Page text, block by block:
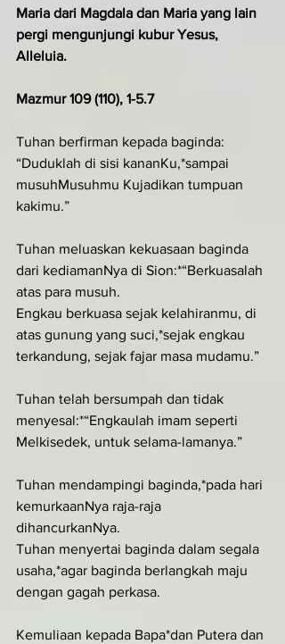
Maria dari Magdala dan Maria yang lain
pergi mengunjungi kubur Yesus,
Alleluia.
Mazmur 109 (110), 1-5.7
Tuhan berfirman kepada baginda:
“Duduklah di sisi kananKu,*sampai
musuhMusuhmu Kujadikan tumpuan
kakimu.”
Tuhan meluaskan kekuasaan baginda
dari kediamanNya di Sion:*“Berkuasalah
atas para musuh.
Engkau berkuasa sejak kelahiranmu, di
atas gunung yang suci,*sejak engkau
terkandung, sejak fajar masa mudamu.”
Tuhan telah bersumpah dan tidak
menyesal:*“Engkaulah imam seperti
Melkisedek, untuk selama-lamanya.”
Tuhan mendampingi baginda,*pada hari
kemurkaanNya raja-raja
dihancurkanNya.
Tuhan menyertai baginda dalam segala
usaha,*agar baginda berlangkah maju
dengan gagah perkasa.
Kemuliaan kepada Bapa*dan Putera dan